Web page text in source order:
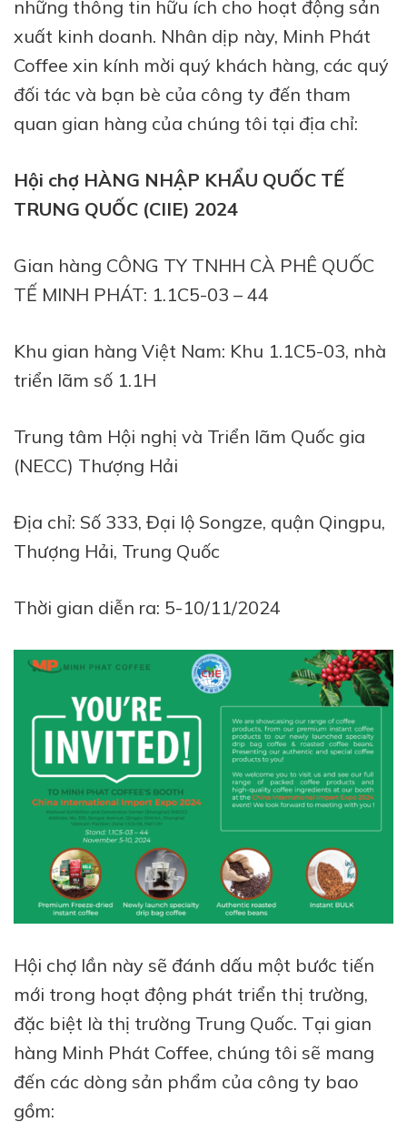
những thông tin hữu ích cho hoạt động sản
xuất kinh doanh. Nhân dịp này, Minh Phát
Coffee xin kính mời quý khách hàng, các quý
đối tác và bạn bè của công ty đến tham
quan gian hàng của chúng tôi tại địa chỉ:
Hội chợ HÀNG NHẬP KHẨU QUỐC TẾ
TRUNG QUỐC (CIIE) 2024
Gian hàng CÔNG TY TNHH CÀ PHÊ QUỐC
TẾ MINH PHÁT: 1.1C5-03 – 44
Khu gian hàng Việt Nam: Khu 1.1C5-03, nhà
triển lãm số 1.1H
Trung tâm Hội nghị và Triển lãm Quốc gia
(NECC) Thượng Hải
Địa chỉ: Số 333, Đại lộ Songze, quận Qingpu,
Thượng Hải, Trung Quốc
Thời gian diễn ra: 5-10/11/2024
Hội chợ lần này sẽ đánh dấu một bước tiến
mới trong hoạt động phát triển thị trường,
đặc biệt là thị trường Trung Quốc. Tại gian
hàng Minh Phát Coffee, chúng tôi sẽ mang
đến các dòng sản phẩm của công ty bao
gồm: